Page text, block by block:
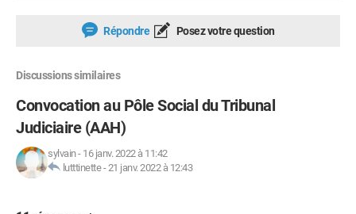
Répondre Posez votre question
Discussions similaires
Convocation au Pôle Social du Tribunal
Judiciaire (AAH)
sylvain- 16 janv. 2022 à 11:42
lutttinette-21 janv. 2022 à 12:43